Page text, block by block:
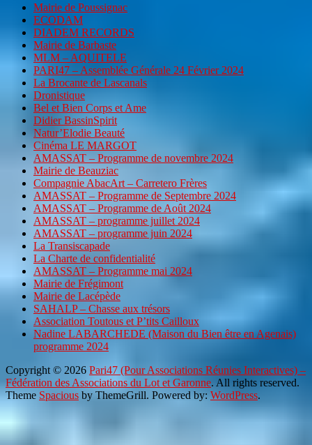
Mairie de Poussignac
ECODAM
DIADEM RECORDS
Mairie de Barbaste
MLM – AQUITELE
PARI47 – Assemblée Générale 24 Février 2024
La Brocante de Lascanals
Dronistique
Bel et Bien Corps et Ame
Didier BassinSpirit
Natur’Elodie Beauté
Cinéma LE MARGOT
AMASSAT – Programme de novembre 2024
Mairie de Beauziac
Compagnie AbacArt – Carretero Frères
AMASSAT – Programme de Septembre 2024
AMASSAT – Programme de Août 2024
AMASSAT – programme juillet 2024
AMASSAT – programme juin 2024
La Transiscapade
La Charte de confidentialité
AMASSAT – Programme mai 2024
Mairie de Frégimont
Mairie de Lacépède
SAHALP – Chasse aux trésors
Association Toutous et P’tits Cailloux
Nadine LABARCHEDE (Maison du Bien être en Agenais)
programme 2024
Copyright © 2026 Pari47 (Pour Associations Réunies Interactives) –
Fédération des Associations du Lot et Garonne. All rights reserved.
Theme Spacious by ThemeGrill. Powered by: WordPress.